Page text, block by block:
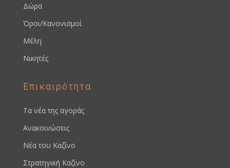
Δώρα
Όροι/Κανονισμοί
Μέλη
Νικητές
Επικαιρότητα
Τα νέα της αγοράς
Ανακοινώσεις
Νέα του Καζίνο
Στρατηγική Καζίνο